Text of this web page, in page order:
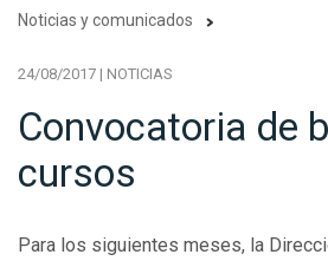
Noticias y comunicados
24/08/2017 | NOTICIAS
Convocatoria de
cursos
Para los siguientes meses, la